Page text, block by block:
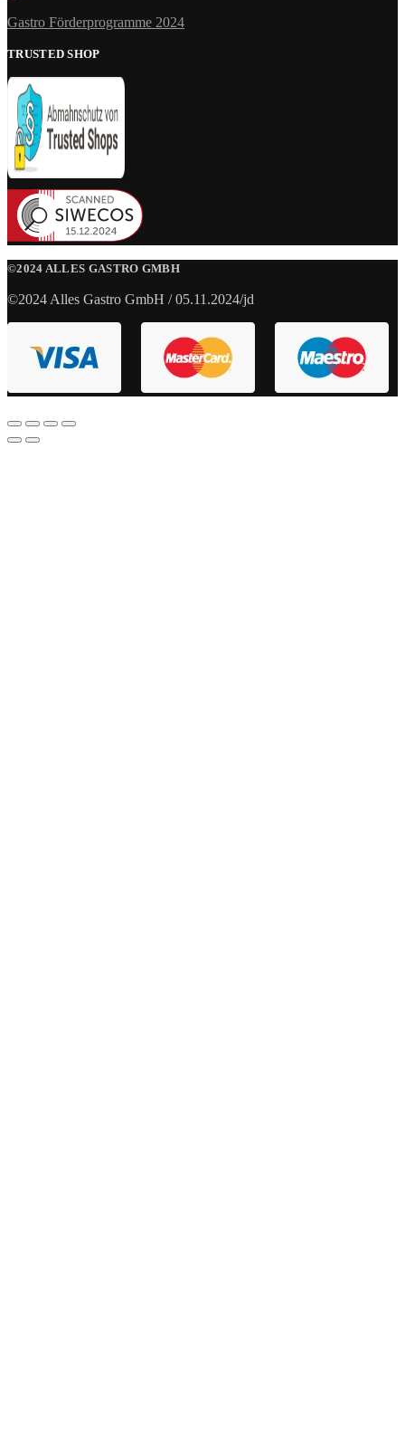
Gastro Förderprogramme 2024
TRUSTED SHOP
©2024 ALLES GASTRO GMBH
©2024 Alles Gastro GmbH / 05.11.2024/jd